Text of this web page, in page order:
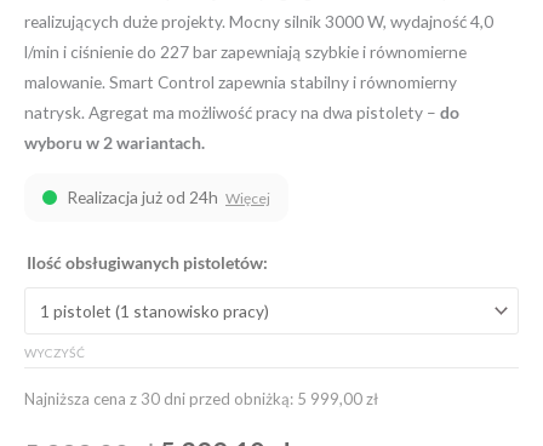
realizujących duże projekty. Mocny silnik 3000 W, wydajność 4,0
l/min i ciśnienie do 227 bar zapewniają szybkie i równomierne
malowanie. Smart Control zapewnia stabilny i równomierny
natrysk. Agregat ma możliwość pracy na dwa pistolety – do
wyboru w 2 wariantach.
Realizacja już od 24h Więcej
Ilość obsługiwanych pistoletów:
WYCZYŚĆ
Najniższa cena z 30 dni przed obniżką: 5 999,00 zł
Original
price
5
5
Malarski
Pistolety